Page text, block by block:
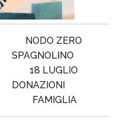
NODO ZERO
SPAGNOLINO
18 LUGLIO
DONAZIONI
FAMIGLIA